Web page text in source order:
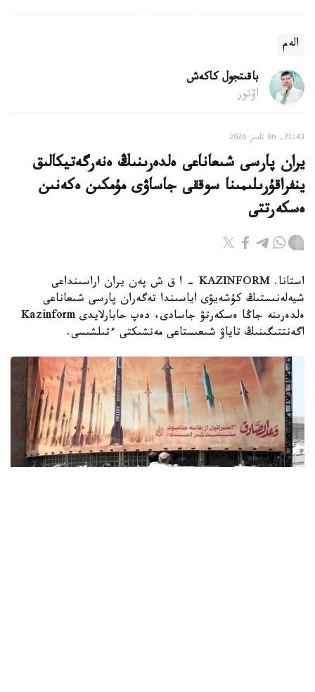
الەم
باقىتجول كاكەش
اۆتور
21:43, 06 تامىز 2026
يران پارسى شىعاناعى ەلدەرىنىڭ ەنەرگەتيكالىق
ينفراقۇرىلىمىنا سوققى جاساۋى مۇمكىن ەكەنىن
ەسكەرتتى
استانا. KAZINFORM - ا ق ش پەن يران اراسىنداعى
شيەلەنىستىڭ كۇشەيۋى اياسىندا تەگەران پارسى شىعاناعى
ەلدەرىنە جاڭا ەسكەرتۋ جاسادى، دەپ حابارلايدى Kazinform
اگەنتتىگىنىڭ تاياۋ شىعىستاعى مەنشىكتى ءتىلشىسى.